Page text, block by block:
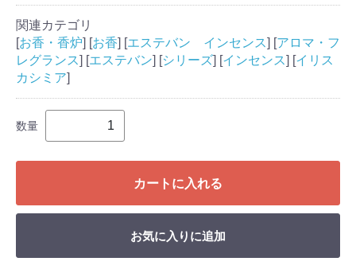
関連カテゴリ
[お香・香炉] [お香] [エステバン インセンス] [アロマ・フ
レグランス] [エステバン] [シリーズ] [インセンス] [イリス
カシミア]
数量
カートに入れる
お気に入りに追加